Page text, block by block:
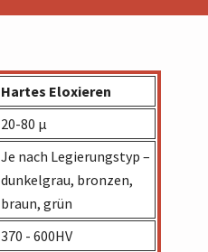
Hartes Eloxieren
20-80 µ
Je nach Legierungstyp –
dunkelgrau, bronzen,
braun, grün
370 - 600HV